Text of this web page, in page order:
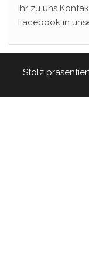
Ihr zu uns
Facebook in
Stolz